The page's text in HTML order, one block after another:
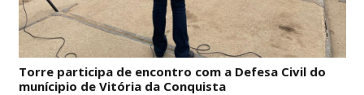
Torre participa de encontro com a Defesa Civil do
munícipio de Vitória da Conquista